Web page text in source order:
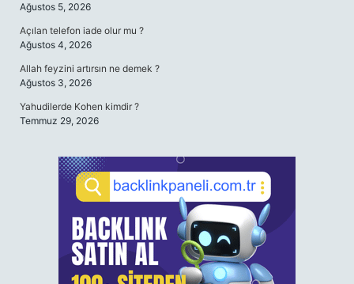
Ağustos 5, 2026
Açılan telefon iade olur mu ?
Ağustos 4, 2026
Allah feyzini artırsın ne demek ?
Ağustos 3, 2026
Yahudilerde Kohen kimdir ?
Temmuz 29, 2026